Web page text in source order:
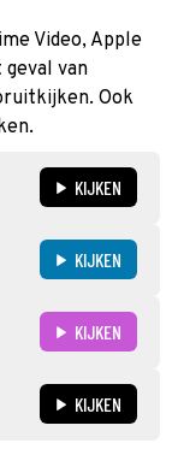
Video, Apple
van
Ook
KIJKEN
KIJKEN
KIJKEN
KIJKEN